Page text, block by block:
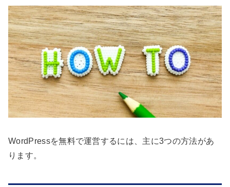
WordPressを無料で運営するには、主に3つの方法があ
ります。